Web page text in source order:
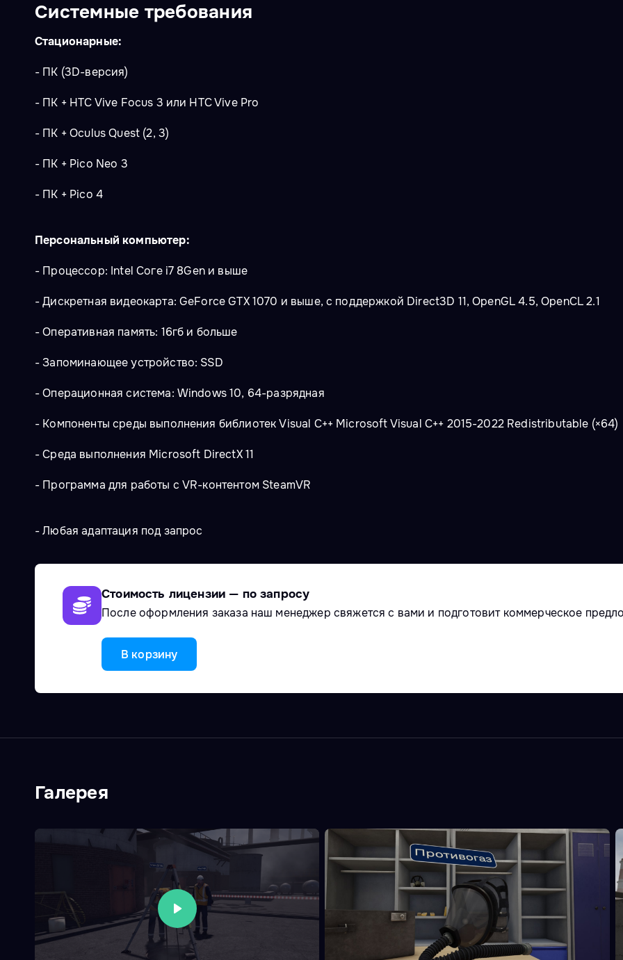
Системные требования
Стационарные:
- ПК (3D-версия)
- ПК + HTC Vive Focus 3 или HTC Vive Pro
- ПК + Oculus Quest (2, 3)
- ПК + Pico Neo 3
- ПК + Pico 4
Персональный компьютер:
- Процессор: Intel Соге i7 8Gen и выше
- Дискретная видеокарта: GeForce GTX 1070 и выше, с поддержкой Direct3D 11, OpenGL 4.5, OpenCL 2.1
- Оперативная память: 16гб и больше
- Запоминающее устройство: SSD
- Операционная система: Windows 10, 64-разрядная
- Компоненты среды выполнения библиотек Visual C++ Microsoft Visual C++ 2015-2022 Redistributable (×64)
- Среда выполнения Microsoft DirectX 11
- Программа для работы с VR-контентом SteamVR
- Любая адаптация под запрос
Стоимость лицензии — по запросу
После оформления заказа наш менеджер свяжется с вами и подготовит коммерческое
В корзину
Галерея